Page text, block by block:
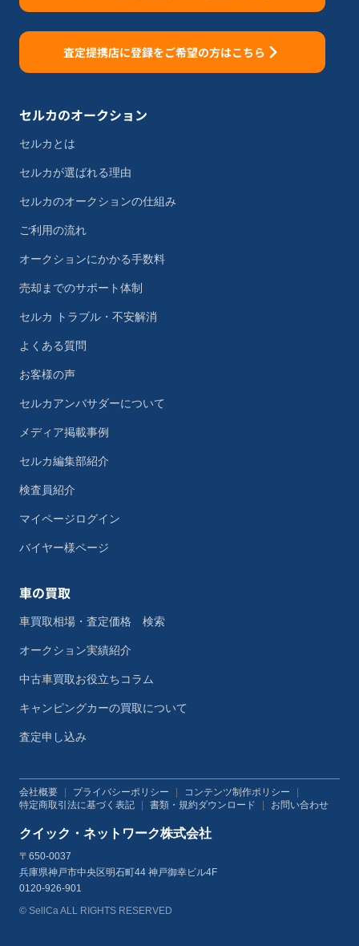
査定提携店に登録をご希望の方はこちら
セルカのオークション
セルカとは
セルカが選ばれる理由
セルカのオークションの仕組み
ご利用の流れ
オークションにかかる手数料
売却までのサポート体制
セルカ トラブル・不安解消
よくある質問
お客様の声
セルカアンバサダーについて
メディア掲載事例
セルカ編集部紹介
検査員紹介
マイページログイン
バイヤー様ページ
車の買取
車買取相場・査定価格 検索
オークション実績紹介
中古車買取お役立ちコラム
キャンピングカーの買取について
査定申し込み
会社概要 プライバシーポリシー コンテンツ制作ポリシー
特定商取引法に基づく表記
書類・規約ダウンロード お問い合わせ
クイック・ネットワーク株式会社
〒650-0037
兵庫県神戸市中央区明石町44 神戸御幸ビル4F
0120-926-901
© SellCa ALL RIGHTS RESERVED